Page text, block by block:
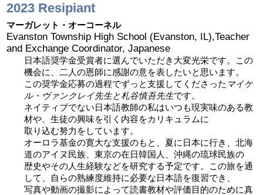
2025 理事会
2026 Schedule & Programs
スピーチコンテスト
Speech Contest Information 2024
2026 出場高校生
2024 Results
2023 Resipiant
マーガレット・オーコーネル
Evanston Township High School (Evanston, IL),Teacher
and Exchange Coordinator, Japanese
日本語奨学金受賞者に選んでいただき大変光栄です。この
機会に、二人の恩師に感謝の意を表したいと思います。
この奨学金応募の過程でずっと支援してくださった マイケ
ル・ヴァンクレイ先生と札谷慎吾先生です。
ネイティブでない日本語教師の私はいつも現実味のある教
材や、生徒の興味を引く内容をカリキュラムに
取り込む努力をしています。
オーロラ基金の寛大な支援のもと、夏に日本に行き、北海
道のアイヌ民族、東京の在日韓国人、沖縄の琉球民族の
歴史やその人生経験などを研究する予定です。この旅を通
して、自らの熟練度維持に必要な日本語を復習でき、
写真や動画の撮影によって読書教材や評価目的のために真